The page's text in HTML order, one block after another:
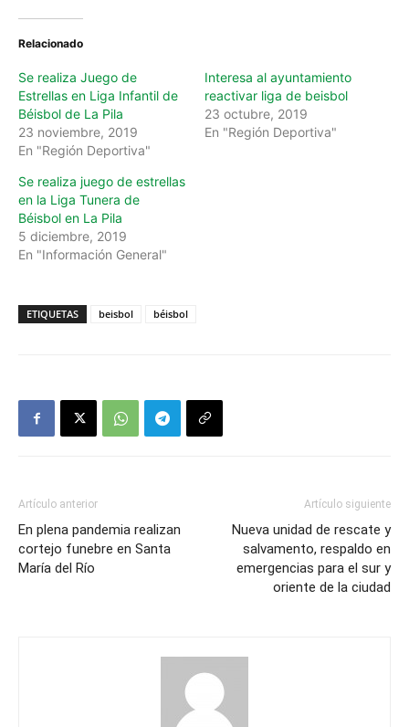
Relacionado
Se realiza Juego de
Estrellas en Liga Infantil de
Béisbol de La Pila
23 noviembre, 2019
En "Región Deportiva"
Interesa al ayuntamiento
reactivar liga de beisbol
23 octubre, 2019
En "Región Deportiva"
Se realiza juego de estrellas
en la Liga Tunera de
Béisbol en La Pila
5 diciembre, 2019
En "Información General"
ETIQUETAS beisbol béisbol
Artículo anterior
En plena pandemia realizan
cortejo funebre en Santa
María del Río
Artículo siguiente
Nueva unidad de rescate y
salvamento, respaldo en
emergencias para el sur y
oriente de la ciudad